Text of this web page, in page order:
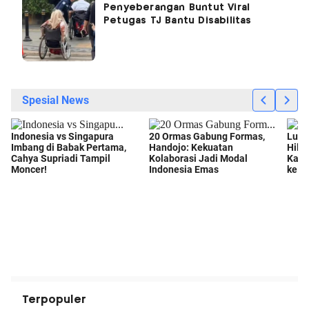
Penyeberangan Buntut Viral
Petugas TJ Bantu Disabilitas
Terpopuler